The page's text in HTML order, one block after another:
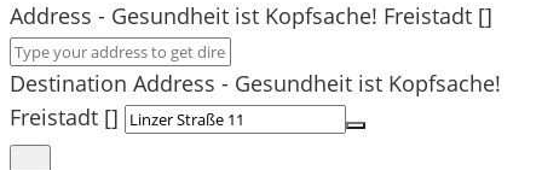
Address - Gesundheit ist Kopfsache! Freistadt []
Destination Address - Gesundheit ist Kopfsache!
Freistadt []